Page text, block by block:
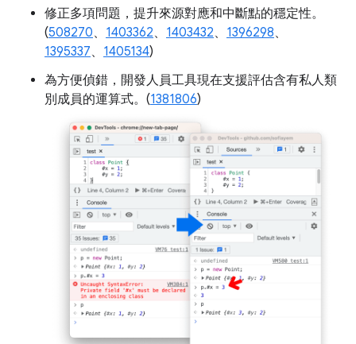
修正多項問題，提升來源對應和中斷點的穩定性。
(508270、 1403362、 1403432、 1396298、
1395337、 1405134)
為方便偵錯，開發人員工具現在支援評估含有私人類
別成員的運算式。(1381806)